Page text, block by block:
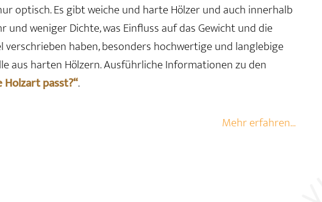
optisch. Es gibt weiche und harte Hölzer und auch innerhalb
weniger Dichte, was Einfluss auf das Gewicht und die
haben, besonders hochwertige und langlebige
aus harten Hölzern. Ausführliche Informationen zu den
Holzart passt?“.
Mehr erfahren...